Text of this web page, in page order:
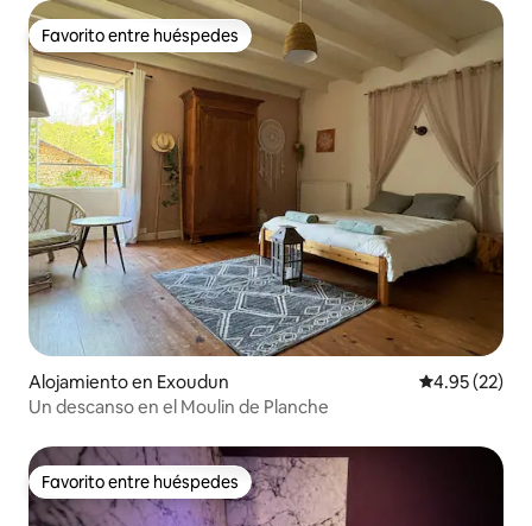
Favorito entre huéspedes
Favorito entre huéspedes
Alojamiento en Exoudun Calificación
4.95 (22)
Un descanso en el Moulin de Planche
Favorito entre huéspedes
Favorito entre huéspedes